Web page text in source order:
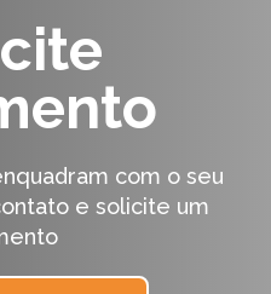
com o seu
e solicite um